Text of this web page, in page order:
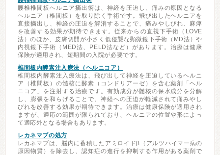
腰椎椎間板ヘルニア摘出術は、神経を圧迫し、痛みの原因となる
ヘルニア（椎間板）を取り除く手術です。飛び出したヘルニアを
直接摘出し、神経の圧迫を解消することで、痛みやしびれ、麻痺
を改善する効果が期待できます。従来からの直視下手術（LOVE
法）のほか、皮膚切開が小さく低侵襲な顕微鏡下手術（MD法）や
内視鏡下手術（MED法、PELD法など）があります。治療は健康
保険が適用され、短期間の入院が必要です。
椎間板内酵素注入療法（ヘルニコア）
椎間板内酵素注入療法は、飛び出して神経を圧迫しているヘルニ
ア（椎間板）の髄核に酵素（コンドリアーゼ）を含む薬剤「ヘル
ニコア」を注射する治療です。有効成分が髄核の保水成分を分解
し、膨張を和らげることで、神経への圧迫が軽減されて痛みやし
びれを改善する効果が期待できます。治療は健康保険が適用され
ますが、適応の範囲が限られており、ヘルニアの位置や形によっ
て適応外となる場合もあります。
レカネマブの処方
レカネマブは、脳内に蓄積したアミロイドβ（アルツハイマー病の
原因物質）を除去し、認知症の進行を抑制する作用がある薬剤で